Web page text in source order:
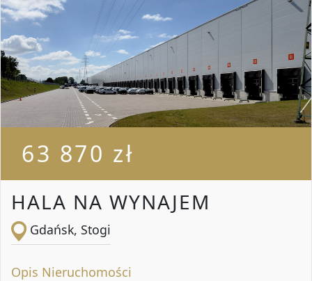
63 870 zł
HALA NA WYNAJEM
Gdańsk, Stogi
Opis Nieruchomości